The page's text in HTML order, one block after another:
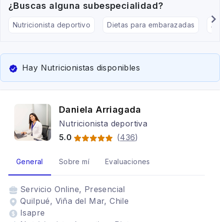
¿Buscas alguna subespecialidad?
Nutricionista deportivo Dietas para embarazadas
Hay Nutricionistas disponibles
Daniela Arriagada
Nutricionista deportiva
5.0
(436)
General Sobre mí Evaluaciones
Servicio Online, Presencial
Quilpué, Viña del Mar, Chile
Isapre